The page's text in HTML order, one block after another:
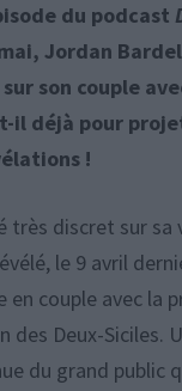
du podcast
Jordan
son couple
il déjà pour
!
très discret sur
le 9 avril
en couple avec la
des Deux-Siciles.
du grand public